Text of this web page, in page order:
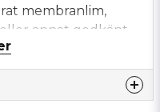
membranlim,
annat godkänt